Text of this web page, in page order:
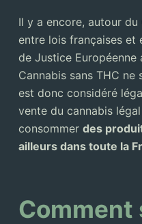
Il y a encore, autour
entre lois françaises et
de Justice
Cannabis sans THC
est donc considéré
vente du cannabis
consommer des
ailleurs dans toute la
Comment